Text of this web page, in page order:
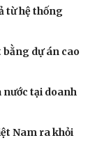
từ hệ thống
dự án cao
nước tại doanh
Nam ra khỏi